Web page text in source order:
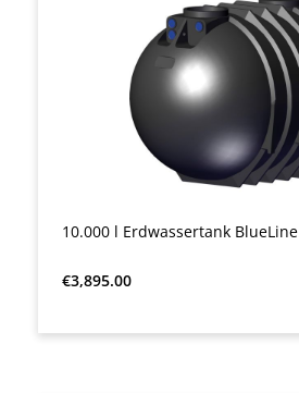
10.000 l Erdwassertank BlueLine
Regular price:
€3,895.00